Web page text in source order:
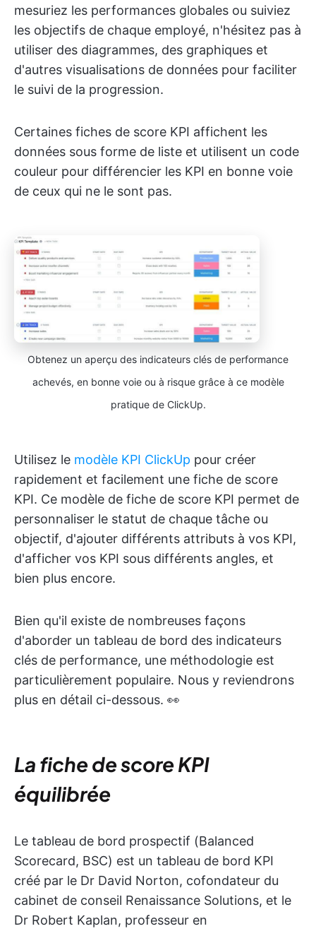
mesuriez les performances globales ou suiviez
les objectifs de chaque employé, n'hésitez pas à
utiliser des diagrammes, des graphiques et
d'autres visualisations de données pour faciliter
le suivi de la progression.
Certaines fiches de score KPI affichent les
données sous forme de liste et utilisent un code
couleur pour différencier les KPI en bonne voie
de ceux qui ne le sont pas.
Obtenez un aperçu des indicateurs clés de performance
achevés, en bonne voie ou à risque grâce à ce modèle
pratique de ClickUp.
Utilisez le modèle KPI ClickUp pour créer
rapidement et facilement une fiche de score
KPI. Ce modèle de fiche de score KPI permet de
personnaliser le statut de chaque tâche ou
objectif, d'ajouter différents attributs à vos KPI,
d'afficher vos KPI sous différents angles, et
bien plus encore.
Bien qu'il existe de nombreuses façons
d'aborder un tableau de bord des indicateurs
clés de performance, une méthodologie est
particulièrement populaire. Nous y reviendrons
plus en détail ci-dessous. 👀
La fiche de score KPI
équilibrée
Le tableau de bord prospectif (Balanced
Scorecard, BSC) est un tableau de bord KPI
créé par le Dr David Norton, cofondateur du
cabinet de conseil Renaissance Solutions, et le
Dr Robert Kaplan, professeur en